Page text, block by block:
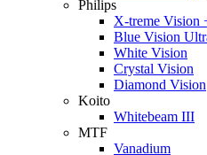
Philips
X-treme Vision
Blue Vision
White Vision
Crystal Vision
Diamond Vision
Koito
Whitebeam III
MTF
Vanadium